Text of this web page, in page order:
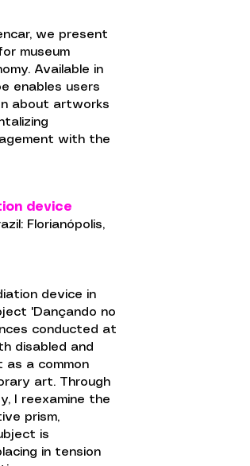
we present
museum
Available in
enables users
about artworks
with the
device
Florianópolis,
device in
'Dançando no
conducted at
disabled and
as a common
art. Through
I reexamine the
prism,
is
in tension